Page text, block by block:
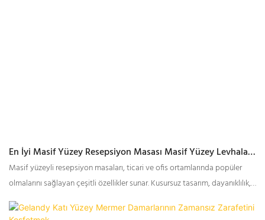
En İyi Masif Yüzey Resepsiyon Masası Masif Yüzey Levhaları
Fabrika Fiyatı
Masif yüzeyli resepsiyon masaları, ticari ve ofis ortamlarında popüler
olmalarını sağlayan çeşitli özellikler sunar. Kusursuz tasarım, dayanıklılık,
hijyenik yapı ve entegre özellikler bunlardan bazılarıdır.